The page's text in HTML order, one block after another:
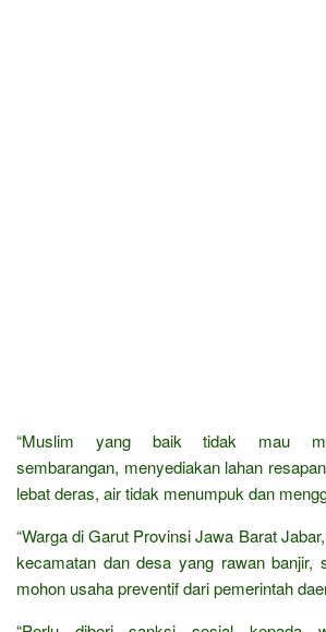
“Muslim yang baik tidak mau
sembarangan, menyediakan lahan
lebat deras, air tidak menumpuk dan
“Warga di Garut Provinsi Jawa Barat
kecamatan dan desa yang rawan banjir,
mohon usaha preventif dari pemerintah